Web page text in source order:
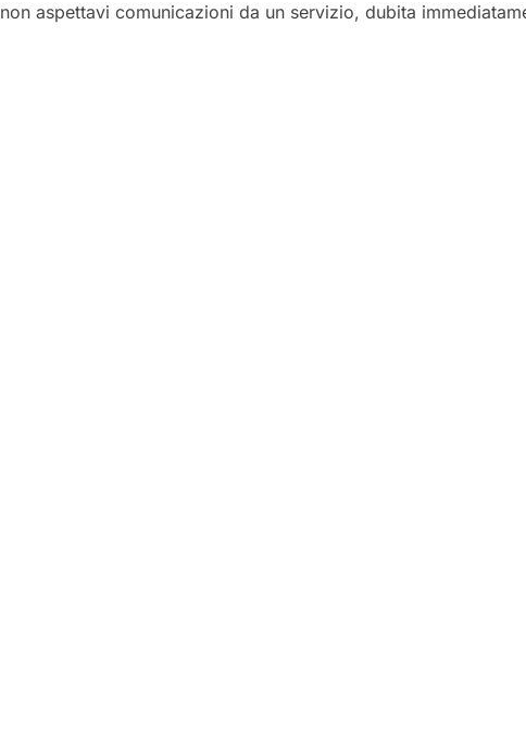
aspettavi comunicazioni da un servizio, dubita